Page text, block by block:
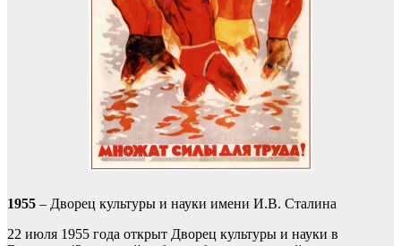
1955 – Дворец культуры и науки имени И.В. Сталина
22 июля 1955 года открыт Дворец культуры и науки в